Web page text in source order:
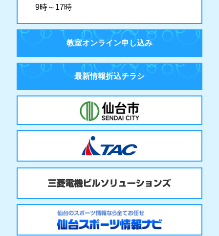
9時～17時
教室オンライン申し込み
最新情報折込チラシ